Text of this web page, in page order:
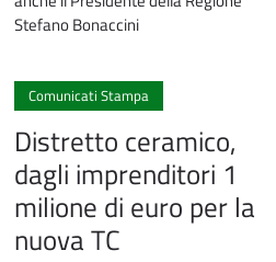
Stefano Bonaccini
Comunicati Stampa
Distretto ceramico,
dagli imprenditori 1
milione di euro per la
nuova TC